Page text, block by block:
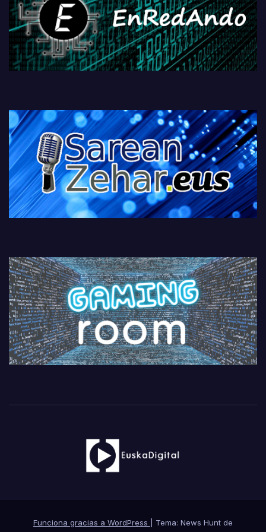
Funciona gracias a WordPress Tema: News Hunt de